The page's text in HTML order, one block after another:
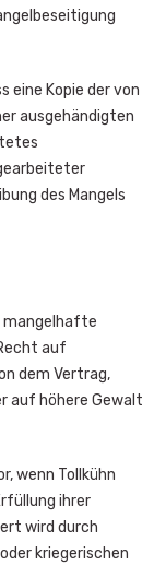
eine Kopie der von
ausgehändigten
des Mangels
mangelhafte
auf
dem Vertrag,
auf höhere Gewalt
wenn Tollkühn
ihrer
wird durch
kriegerischen